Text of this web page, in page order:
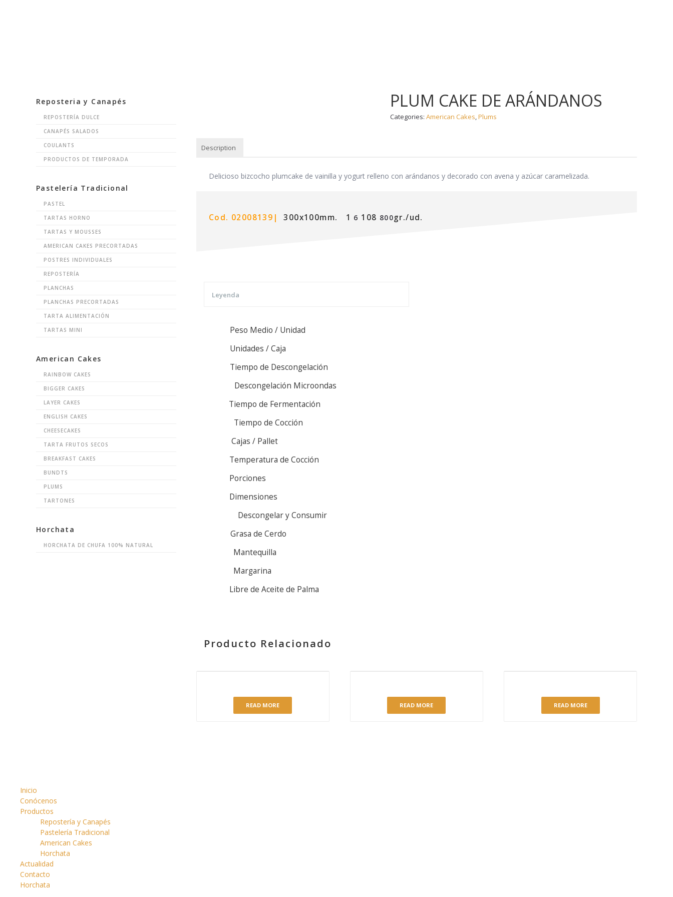
PLUM CAKE DE ARÁNDANOS
Categories:American Cakes,Plums
Description
DESCRIPTION
Delicioso bizcocho plumcake de vainilla y yogurt relleno con arándanos y decorado con avena y azúcar caramelizada.
Cod. 02008139| 300x100mm. 1 6 108 800gr./ud.
Leyenda
Peso Medio / Unidad
Unidades / Caja
Tiempo de Descongelación
Descongelación Microondas
Tiempo de Fermentación
Tiempo de Cocción
Cajas / Pallet
Temperatura de Cocción
Porciones
Dimensiones
Descongelar y Consumir
Grasa de Cerdo
Mantequilla
Margarina
Libre de Aceite de Palma
Producto Relacionado
READ MORE READ MORE READ MORE
Reposteria y Canapés
REPOSTERÍA DULCE
CANAPÉS SALADOS
COULANTS
PRODUCTOS DE TEMPORADA
Pastelería Tradicional
PASTEL
TARTAS HORNO
TARTAS Y MOUSSES
AMERICAN CAKES PRECORTADAS
POSTRES INDIVIDUALES
REPOSTERÍA
PLANCHAS
PLANCHAS PRECORTADAS
TARTA ALIMENTACIÓN
TARTAS MINI
American Cakes
RAINBOW CAKES
BIGGER CAKES
LAYER CAKES
ENGLISH CAKES
CHEESECAKES
TARTA FRUTOS SECOS
BREAKFAST CAKES
BUNDTS
PLUMS
TARTONES
Horchata
HORCHATA DE CHUFA 100% NATURAL
Inicio
Conócenos
Productos
Repostería y Canapés
Pastelería Tradicional
American Cakes
Horchata
Actualidad
Contacto
Horchata